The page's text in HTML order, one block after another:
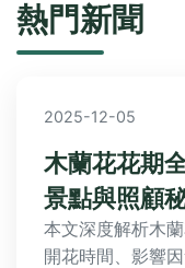
熱門新聞
2025-12-05
木蘭花花期
景點與照顧
本文深度解析木
開花時間、影響